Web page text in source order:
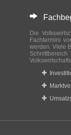
Die
Fachtermini
werden. Viele